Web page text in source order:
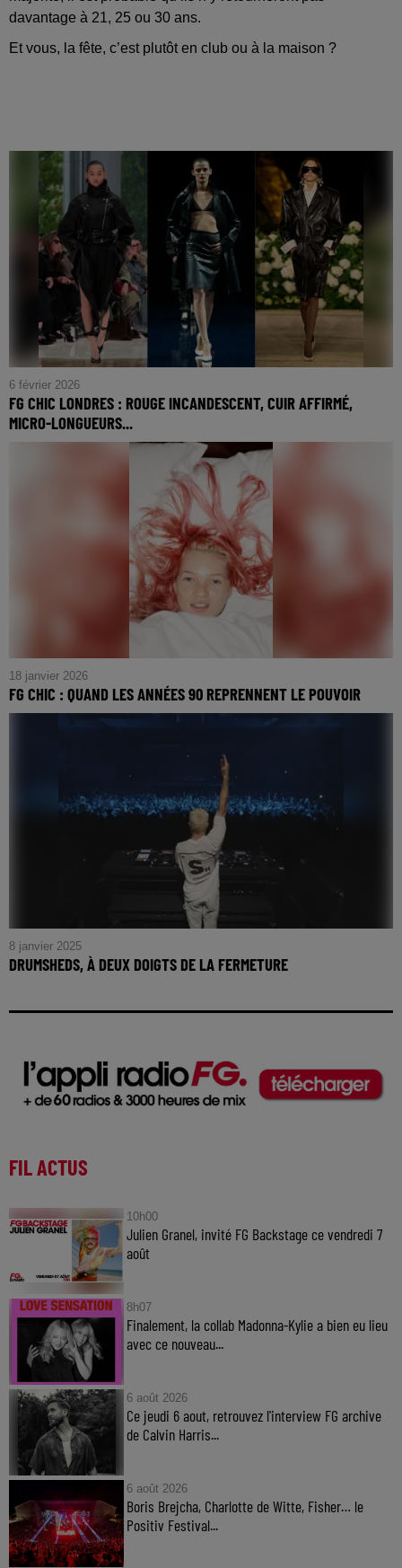
davantage à 21, 25 ou 30 ans.
Et vous, la fête, c’est plutôt en club ou à la maison ?
6 février 2026
FG CHIC LONDRES : ROUGE INCANDESCENT, CUIR AFFIRMÉ,
MICRO-LONGUEURS...
FG CHIC LONDRES : Rouge incandescent, cuir affirmé,
micro-longueurs : le printemps-été 2026 s’impose comme
18 janvier 2026
FG CHIC : QUAND LES ANNÉES 90 REPRENNENT LE POUVOIR
FG CHIC : Quand les années 90 reprennent le pouvoir
8 janvier 2025
DRUMSHEDS, À DEUX DOIGTS DE LA FERMETURE
FIL ACTUS
10h00
Julien Granel, invité FG Backstage ce vendredi 7
août
8h07
Finalement, la collab Madonna-Kylie a bien eu lieu
avec ce nouveau...
6 août 2026
Ce jeudi 6 aout, retrouvez l'interview FG archive
de Calvin Harris...
6 août 2026
Boris Brejcha, Charlotte de Witte, Fisher… le
Positiv Festival...